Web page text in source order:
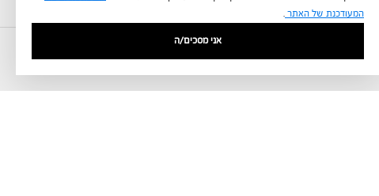
המעודכנת של האתר .
אני מסכים/ה